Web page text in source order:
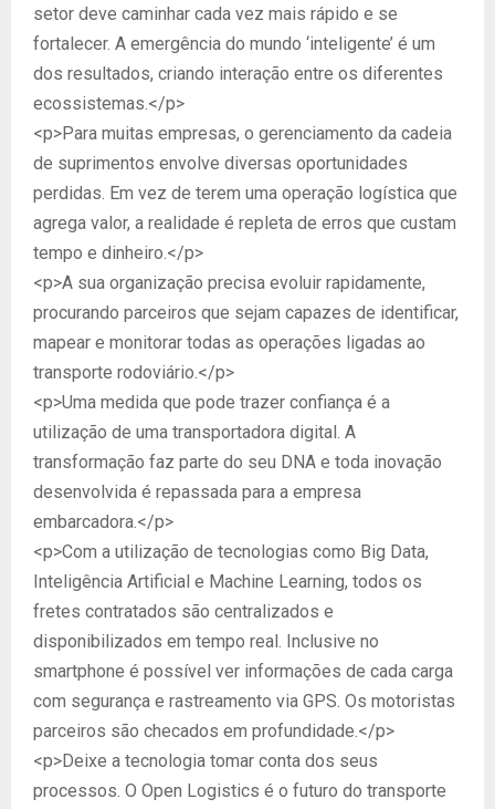
setor deve caminhar cada vez mais rápido e se
fortalecer. A emergência do mundo ‘inteligente’ é um
dos resultados, criando interação entre os diferentes
ecossistemas.</p>
<p>Para muitas empresas, o gerenciamento da cadeia
de suprimentos envolve diversas oportunidades
perdidas. Em vez de terem uma operação logística que
agrega valor, a realidade é repleta de erros que custam
tempo e dinheiro.</p>
<p>A sua organização precisa evoluir rapidamente,
procurando parceiros que sejam capazes de identificar,
mapear e monitorar todas as operações ligadas ao
transporte rodoviário.</p>
<p>Uma medida que pode trazer confiança é a
utilização de uma transportadora digital. A
transformação faz parte do seu DNA e toda inovação
desenvolvida é repassada para a empresa
embarcadora.</p>
<p>Com a utilização de tecnologias como Big Data,
Inteligência Artificial e Machine Learning, todos os
fretes contratados são centralizados e
disponibilizados em tempo real. Inclusive no
smartphone é possível ver informações de cada carga
com segurança e rastreamento via GPS. Os motoristas
parceiros são checados em profundidade.</p>
<p>Deixe a tecnologia tomar conta dos seus
processos. O Open Logistics é o futuro do transporte